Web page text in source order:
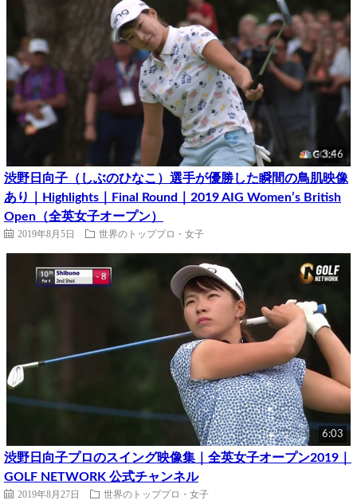
3:46
渋野日向子（しぶのひなこ）選手が優勝した瞬間の鳥肌映像
あり｜Highlights｜Final Round｜2019 AIG Women’s British
Open（全英女子オープン）
2019年8月5日 世界のトッププロ・女子
6:03
渋野日向子プロのスイング映像集｜全英女子オープン2019｜
GOLF NETWORK 公式チャンネル
2019年8月27日 世界のトッププロ・女子